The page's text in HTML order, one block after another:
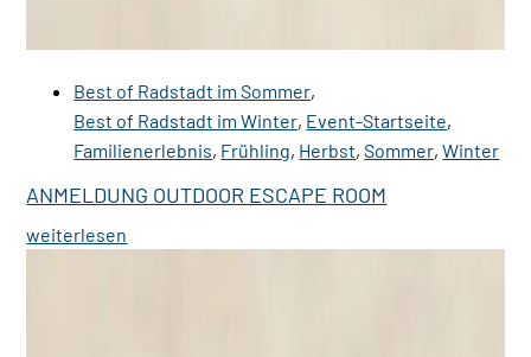
Best of Radstadt im Sommer,
Best of Radstadt im Winter, Event-Startseite,
Familienerlebnis, Frühling, Herbst,Sommer,Winter
ANMELDUNG OUTDOOR ESCAPE ROOM
weiterlesen